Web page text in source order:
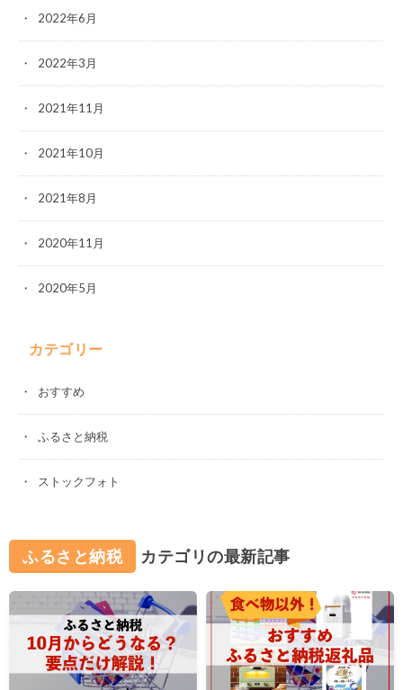
2022年6月
2022年3月
2021年11月
2021年10月
2021年8月
2020年11月
2020年5月
カテゴリー
おすすめ
ふるさと納税
ストックフォト
ふるさと納税 カテゴリの最新記事